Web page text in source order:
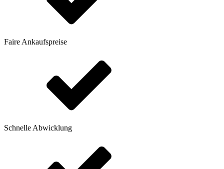
Faire Ankaufspreise
Schnelle Abwicklung